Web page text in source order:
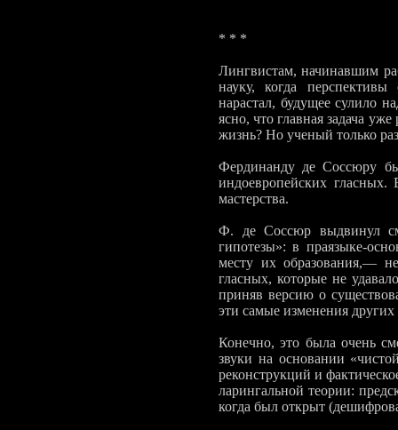
* * *
Лингвистам, начинавшим
науку, когда перспективы
нарастал, будущее сули­ло
ясно, что главная задача
жизнь? Но ученый только
Фердинанду де Соссюру
индоевропейских гласных.
мастерства.
Ф. де Соссюр выдвинул
гипотезы»: в праязыке-
месту их образования,—
гласных, которые не
приняв версию о
эти самые изменения других
Конечно, это была очень
звуки на основании
реконструкций и
ларингальной теории:
когда был открыт